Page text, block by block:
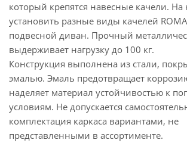
который крепятся навесные качели.
установить разные виды качелей
подвесной диван. Прочный
выдерживает нагрузку до 100 кг.
Конструкция выполнена из стали,
эмалью. Эмаль предотвращает
наделяет материал устойчивостью к
условиям. Не допускается
комплектация каркаса вариантами, не
представленными в ассортименте.